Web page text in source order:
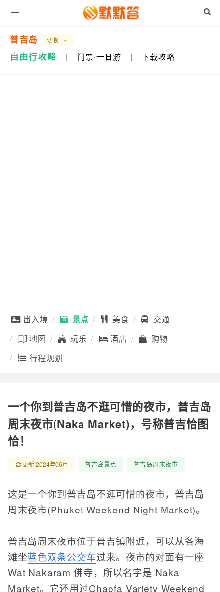
普吉岛 切换
自由行攻略 | 门票·一日游 | 下载攻略
出入境 景点 美食
交通
地图
玩乐 酒店
购物
行程规划
一个你到普吉岛不逛可惜的夜市，普吉岛
周末夜市(Naka Market)，号称普吉恰图
恰！
更新:2024年06月 普吉岛景点 普吉岛周末夜市
这是一个你到普吉岛不逛可惜的夜市，普吉岛
周末夜市(Phuket Weekend Night Market)。
普吉岛周末夜市位于普吉镇附近，可以从各海
滩坐蓝色双条公交车过来。夜市的对面有一座
Wat Nakaram 佛寺，所以名字是 Naka
Market。它还用过Chaofa Variety Weekend